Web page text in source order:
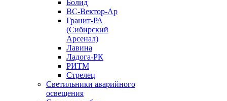
Болид
ВС-Вектор-Ар
Гранит-РА
(Сибирский
Арсенал)
Лавина
Ладога-РК
РИТМ
Стрелец
Светильники аварийного
освещения